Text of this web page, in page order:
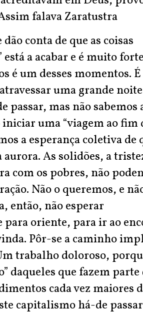
falava Zaratustra
conta de que as coisas
a acabar e é muito
é um desses momentos.
uma grande noite
passar, mas não sabemos
iniciar uma “viagem ao fim
a esperança coletiva de
As solidões, a
com os pobres, não
Não o queremos, e
então, não esperar
oriente, para ir ao
Pôr-se a caminho
trabalho doloroso,
daqueles que fazem parte
cada vez maiores
capitalismo há-de passar